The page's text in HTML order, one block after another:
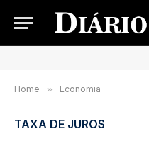
Home » Economia
TAXA DE JUROS